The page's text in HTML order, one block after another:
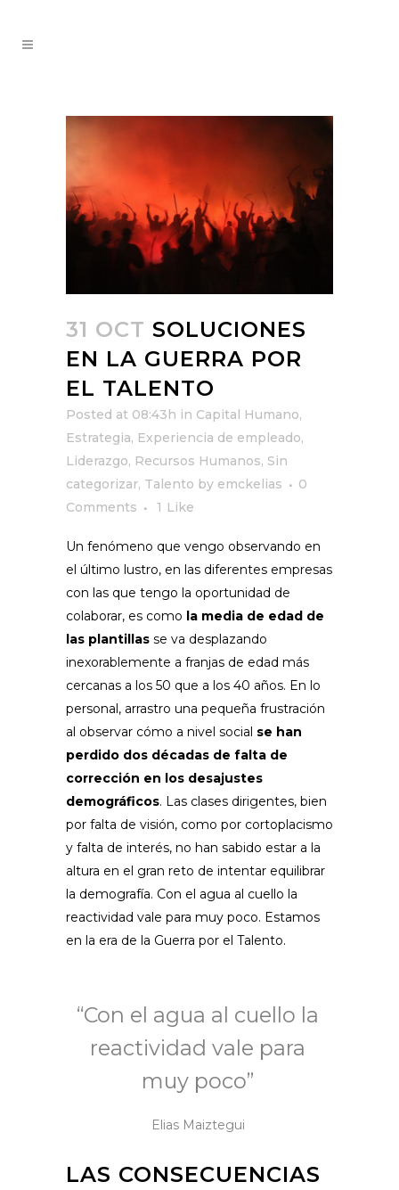
31 OCT SOLUCIONES
EN LA GUERRA POR
EL TALENTO
Posted at 08:43h in Capital Humano,
Estrategia, Experiencia de empleado,
Liderazgo, Recursos Humanos, Sin
categorizar, Talento by emckelias
0
Comments
1 Like
Un fenómeno que vengo observando en
el último lustro, en las diferentes empresas
con las que tengo la oportunidad de
colaborar, es como la media de edad de
las plantillas se va desplazando
inexorablemente a franjas de edad más
cercanas a los 50 que a los 40 años. En lo
personal, arrastro una pequeña frustración
al observar cómo a nivel social se han
perdido dos décadas de falta de
corrección en los desajustes
demográficos. Las clases dirigentes, bien
por falta de visión, como por cortoplacismo
y falta de interés, no han sabido estar a la
altura en el gran reto de intentar equilibrar
la demografía. Con el agua al cuello la
reactividad vale para muy poco. Estamos
en la era de la Guerra por el Talento.
“Con el agua al cuello la
reactividad vale para
muy poco”
Elias Maiztegui
LAS CONSECUENCIAS